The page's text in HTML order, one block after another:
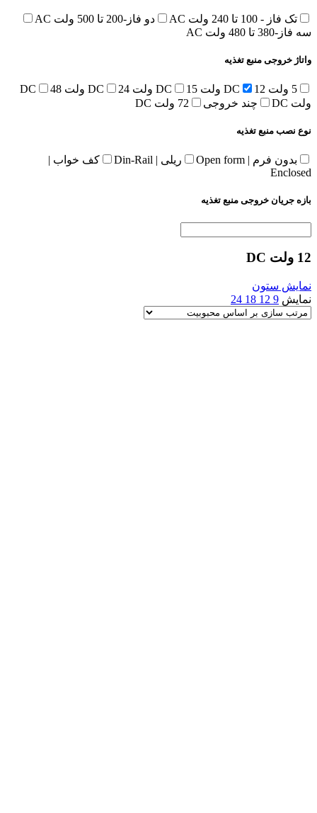
تک فاز - 100 تا 240 ولت AC
دو فاز-200 تا 500 ولت AC
سه فاز-380 تا 480 ولت AC
واتاژ خروجی منبع تغذیه
5 ولت DC 12 ولت DC 15 ولت DC 24 ولت DC
48
ولت DC
چند خروجی 72 ولت DC
نوع نصب منبع تغذیه
بدون فرم | Open form ریلی | Din-Rail
کف خواب |
Enclosed
بازه جریان خروجی منبع تغذیه
12 ولت DC
نمایش ستون
نمایش 9
12
18
24